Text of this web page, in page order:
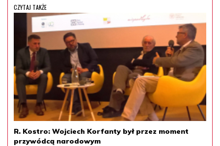
CZYTAJ TAKŻE
R. Kostro: Wojciech Korfanty był przez moment
przywódcą narodowym